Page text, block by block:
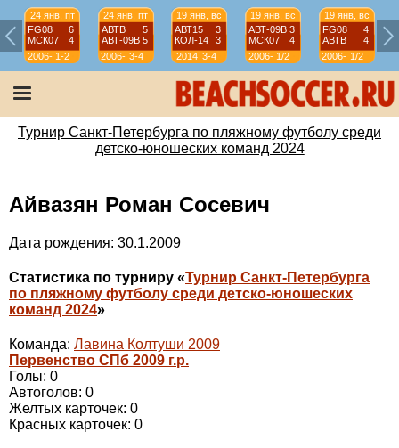
24 янв, пт
FG08
6
МСК07
4
2006-
07
1-2
24 янв, пт
АВТВ
5
АВТ-09B 5
2006-
07
3-4
19 янв, вс
АВТ15
3
КОЛ-14
3
2014 3-4
19 янв, вс
АВТ-09B 3
МСК07
4
2006-
07
1/2
19 янв, вс
FG08
4
АВТВ
4
2006-
07
1/2
Турнир Санкт-Петербурга по пляжному футболу среди
детско-юношеских команд 2024
Айвазян Роман Сосевич
Дата рождения: 30.1.2009
Статистика по турниру «Турнир Санкт-Петербурга
по пляжному футболу среди детско-юношеских
команд 2024»
Команда: Лавина Колтуши 2009
Первенство СПб 2009 г.р.
Голы: 0
Автоголов: 0
Желтых карточек: 0
Красных карточек: 0